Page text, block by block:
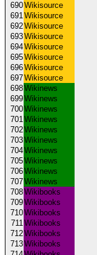
690Wikisource
691Wikisource
692Wikisource
693Wikisource
694Wikisource
695Wikisource
696Wikisource
697Wikisource
698Wikinews
699Wikinews
700Wikinews
701Wikinews
702Wikinews
703Wikinews
704Wikinews
705Wikinews
706Wikinews
707Wikinews
708Wikibooks
709Wikibooks
710Wikibooks
711Wikibooks
712Wikibooks
713Wikibooks